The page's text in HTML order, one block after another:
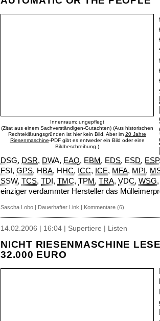
Innenraum: ungepflegt
(Zitat aus einem Sachverständigen-Gutachten) (Aus historischen
Rechteklärungsgründen ist hier kein Bild. Aber im 20 Jahre
Riesenmaschine-PDF gibt es entweder ein Bild oder eine
Bildbeschreibung.)
DSG, DSR, DWA, EAQ, EBM, EDS, ESD, ESP
FSI, GPS, HBA, HHC, ICC, ICE, MFA, MPI,
SSW, TCS, TDI, TMC, TPM, TRA, VDC, WSG
einziger verdammter Hersteller das
Sascha Lobo | Dauerhafter Link | Kommentare (6)
14.02.2006 | 16:04 | Supertiere | Listen
NICHT RIESENMASCHINE
32.000 EURO